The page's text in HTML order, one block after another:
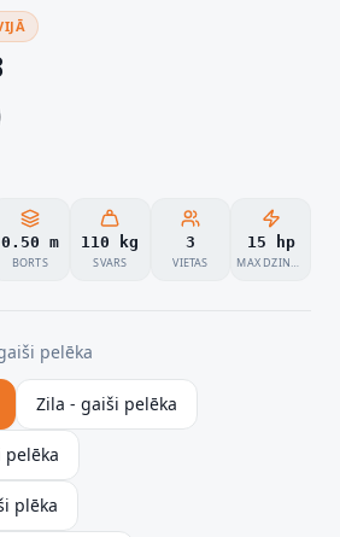
0.50 m
BORTS
110 kg
SVARS
3
VIETAS
15 hp
MAX DZINĒJS
pelēka
Zila - gaiši pelēka
pelēka
plēka